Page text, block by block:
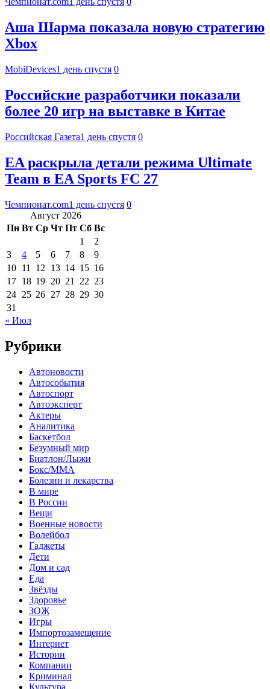
Аша Шарма показала новую стратегию
Xbox
MobiDevices1 день спустя 0
Российские разработчики показали
более 20 игр на выставке в Китае
Российская Газета1 день спустя 0
EA раскрыла детали режима Ultimate
Team в EA Sports FC 27
Чемпионат.com1 день спустя 0
Август 2026
Пн Вт Ср Чт Пт Сб Вс
1
2
3
4 5 6 7 8
9
10 11 12 13 14 15 16
17 18 19 20 21 22 23
24 25 26 27 28 29 30
31
« Июл
Рубрики
Автоновости
Автособытия
Автоспорт
Автоэксперт
Актеры
Аналитика
Баскетбол
Безумный мир
Биатлон/Лыжи
Бокс/MMA
Болезни и лекарства
В мире
В России
Вещи
Военные новости
Волейбол
Гаджеты
Дети
Дом и сад
Еда
Звёзды
Здоровье
ЗОЖ
Игры
Импортозамещение
Интернет
Истории
Компании
Криминал
Культура